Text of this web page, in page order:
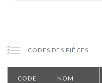
CODES DES PIÈCES
CODE NOM